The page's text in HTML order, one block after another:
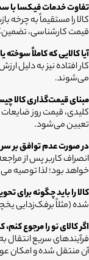
تفاوت خدمات فیکسا
کالا را مستقیماً به چرخه
قیمت کارشناسی،
آیا کالایی که کاملاً
کار افتاده نیز به دلیل
می‌شوند.
مبنای قیمت‌گذاری کالا
کلیدی، قیمت روز
تعیین می‌شود.
در صورت عدم توافق بر
انصراف کاربر پس از
خواهد بود؛ لذا توصیه
کالا را باید چگونه برای
شده (مثلاً برفک‌زدایی
اگر کالای نو را مرجوع
فرآیندهای سریع انتقال
آن منتقل شده و امکان